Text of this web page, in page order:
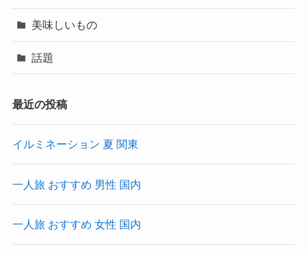
美味しいもの
話題
最近の投稿
イルミネーション 夏 関東
一人旅 おすすめ 男性 国内
一人旅 おすすめ 女性 国内